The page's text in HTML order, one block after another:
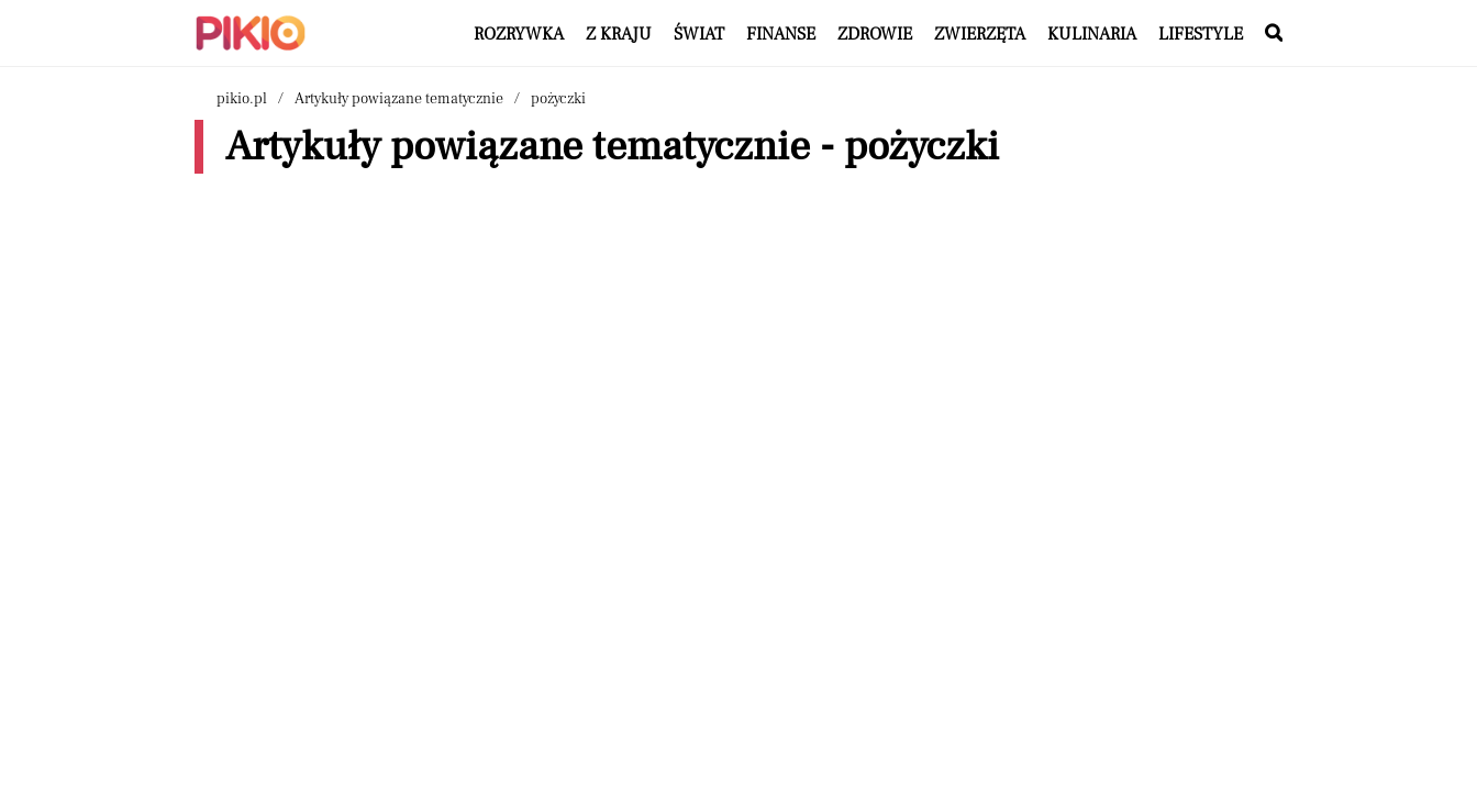
ROZRYWKA Z KRAJU ŚWIAT FINANSE ZDROWIE ZWIERZĘTA KULINARIA LIFESTYLE
pikio.pl Artykuły powiązane tematycznie pożyczki
Artykuły powiązane tematycznie - pożyczki